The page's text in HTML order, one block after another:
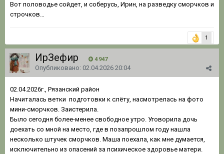
Вот половодье сойдет, и соберусь, Ирин, на разведку сморчков и
строчков…
1
ИрЗефир 4 947
Опубликовано: 02.04.2026 20:04
02.04.2026г., Рязанский район
Начиталась ветки подготовки к слёту, насмотрелась на фото
мини-сморчков. Заистерила.
Было сегодня более-менее свободное утро. Уговорила дочь
доехать со мной на место, где в позапрошлом году нашла
несколько штучек сморчков. Маша поехала, как мне думается,
исключительно из опасений за психическое здоровье матери.